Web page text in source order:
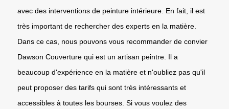
avec des interventions de peinture intérieure. En fait, il est
très important de rechercher des experts en la matière.
Dans ce cas, nous pouvons vous recommander de convier
Dawson Couverture qui est un artisan peintre. Il a
beaucoup d'expérience en la matière et n'oubliez pas qu'il
peut proposer des tarifs qui sont très intéressants et
accessibles à toutes les bourses. Si vous voulez des